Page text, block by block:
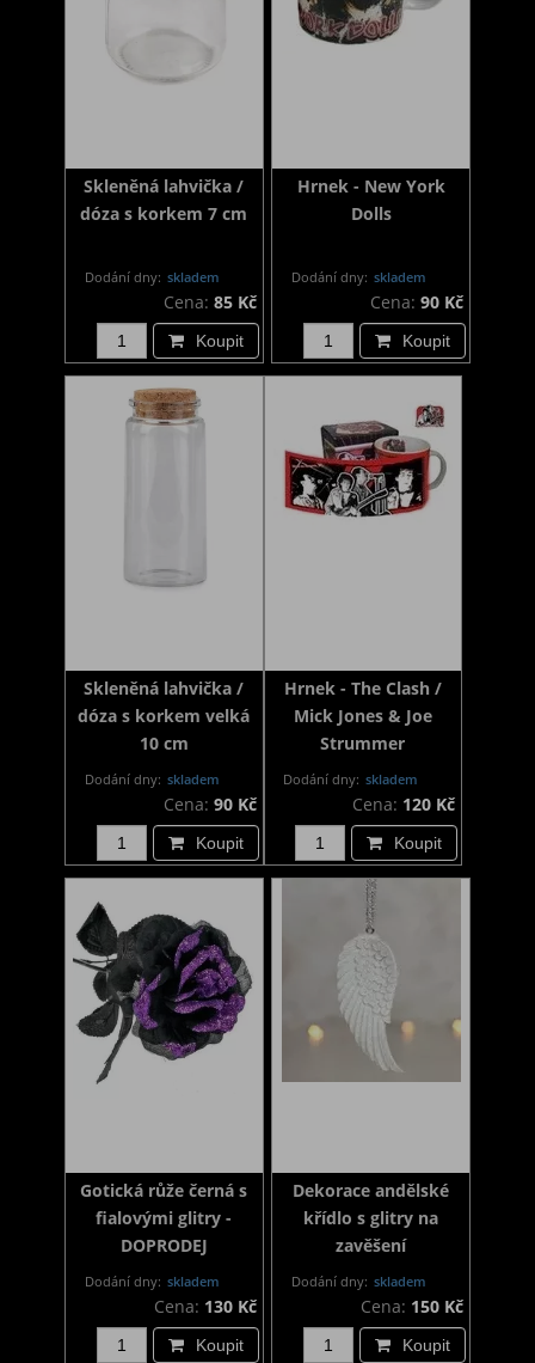
Skleněná lahvička /
dóza s korkem 7 cm
Dodání dny: skladem
Cena: 85 Kč
Koupit
Hrnek - New York
Dolls
Dodání dny: skladem
Cena: 90 Kč
Koupit
Skleněná lahvička /
dóza s korkem velká
10 cm
Dodání dny: skladem
Cena: 90 Kč
Koupit
Hrnek - The Clash /
Mick Jones & Joe
Strummer
Dodání dny: skladem
Cena: 120 Kč
Koupit
Gotická růže černá s
fialovými glitry -
DOPRODEJ
Dodání dny: skladem
Cena: 130 Kč
Koupit
Dekorace andělské
křídlo s glitry na
zavěšení
Dodání dny: skladem
Cena: 150 Kč
Koupit